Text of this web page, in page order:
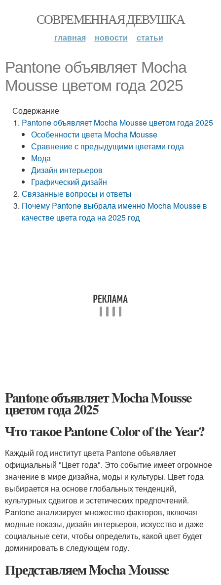
СОВРЕМЕННАЯ ДЕВУШКА
главная новости статьи
Pantone объявляет Mocha
Mousse цветом года 2025
Содержание
Pantone объявляет Mocha Mousse цветом года 2025
Особенности цвета Mocha Mousse
Сравнение с предыдущими цветами года
Мода
Дизайн интерьеров
Графический дизайн
Связанные вопросы и ответы
Почему Pantone выбрала именно Mocha Mousse в
качестве цвета года на 2025 год
Pantone объявляет Mocha Mousse
цветом года 2025
Что такое Pantone Color of the Year?
Каждый год институт цвета Pantone объявляет
официальный "Цвет года". Это событие имеет огромное
значение в мире дизайна, моды и культуры. Цвет года
выбирается на основе глобальных тенденций,
культурных сдвигов и эстетических предпочтений.
Pantone анализирует множество факторов, включая
модные показы, дизайн интерьеров, искусство и даже
социальные сети, чтобы определить, какой цвет будет
доминировать в следующем году.
Представляем Mocha Mousse